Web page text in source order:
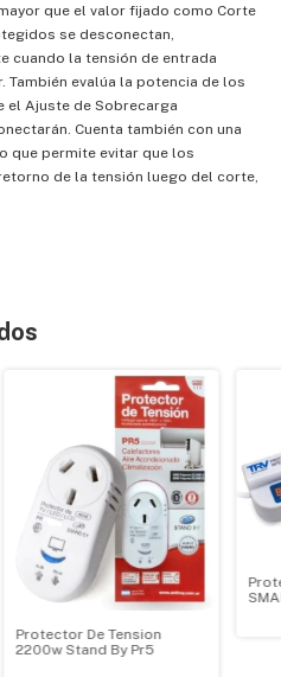
que el valor fijado como Corte
se desconectan,
cuando la tensión de entrada
evalúa la potencia de los
el Ajuste de Sobrecarga
Cuenta también con una
que permite evitar que los
de la tensión luego del corte,
Protector De Tension
2200w Stand By Pr5